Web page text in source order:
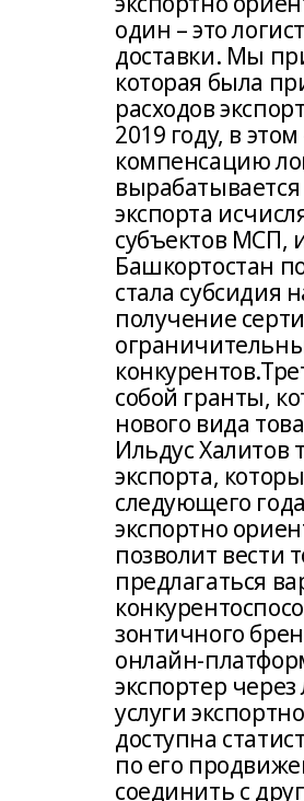
один – это
доставки. Мы
которая была
расходов
2019 году, в
компенсацию
экспорта
субъектов МСП,
Башкортостан
стала субсидия
получение
собой гранты,
нового вида
Ильдус Халитов
экспорта,
следующего
экспортно
позволит вести
предлагаться
зонтичного
онлайн-
экспортер
услуги
доступна
по его
соединить с